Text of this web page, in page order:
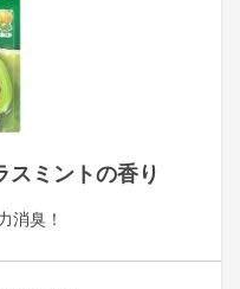
スミントの香り
消臭！